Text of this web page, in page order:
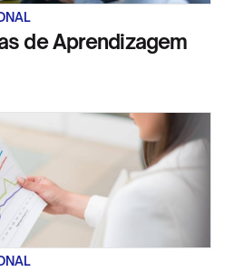
de Aprendizagem